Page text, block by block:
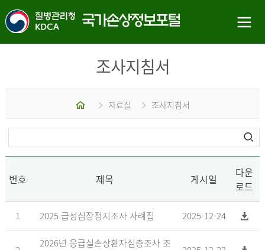
조사지침서
홈 자료실 조사지침서
번호 제목 게시일
다운
로드
1 2025 급성심장정지조사 사례집 2025-12-24
2026년 응급실손상환자심층조사 조